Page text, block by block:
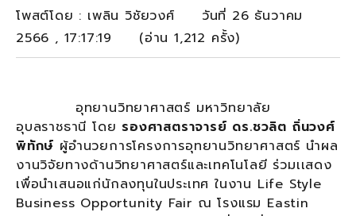
โพสต์โดย : เพลิน วิชัยวงศ์ วันที่ 26 ธันวาคม
2566 , 17:17:19 (อ่าน 1,212 ครั้ง)
อุทยานวิทยาศาสตร์ มหาวิทยาลัย
อุบลราชธานี โดย รองศาสตราจารย์ ดร.ชวลิต ถิ่นวงศ์
พิทักษ์ ผู้อำนวยการโครงการอุทยานวิทยาศาสตร์ นำผล
งานวิจัยทางด้านวิทยาศาสตร์และเทคโนโลยี ร่วมเเสดง
เพื่อนำเสนอแก่นักลงทุนในประเทศ ในงาน Life Style
Business Opportunity Fair ณ โรงแรม Eastin